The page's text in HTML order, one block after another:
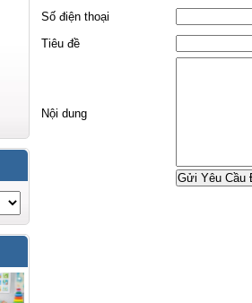
Số điện thoại
Tiêu đề
Nội dung
Gửi Yêu Cầu